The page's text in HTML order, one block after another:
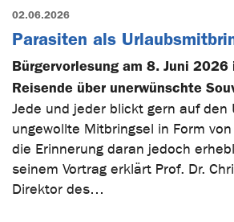
02.06.2026
Parasiten als
Bürgervorlesung am 8. Juni
Reisende über unerwünschte
Jede und jeder blickt gern auf den
ungewollte Mitbringsel in Form
die Erinnerung daran jedoch
seinem Vortrag erklärt Prof. Dr.
Direktor des…